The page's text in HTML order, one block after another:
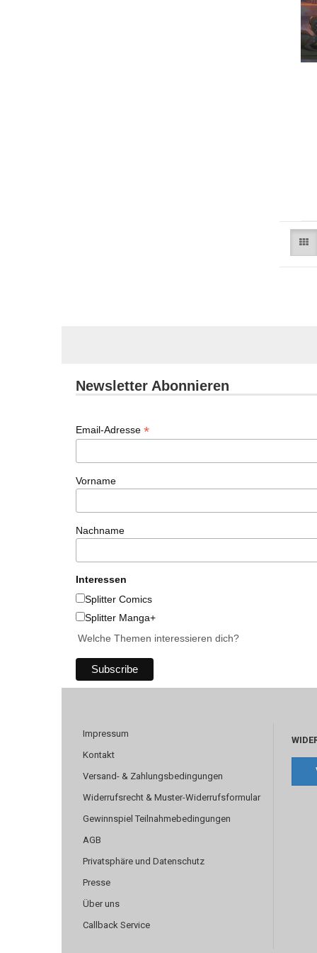
Newsletter Abonnieren
Email-Adresse *
Vorname
Nachname
Interessen
Splitter Comics
Splitter Manga+
Welche Themen interessieren dich?
Impressum
Kontakt
Versand- & Zahlungsbedingungen
Widerrufsrecht & Muster-Widerrufsformular
Gewinnspiel Teilnahmebedingungen
AGB
Privatsphäre und Datenschutz
Presse
Über uns
Callback Service